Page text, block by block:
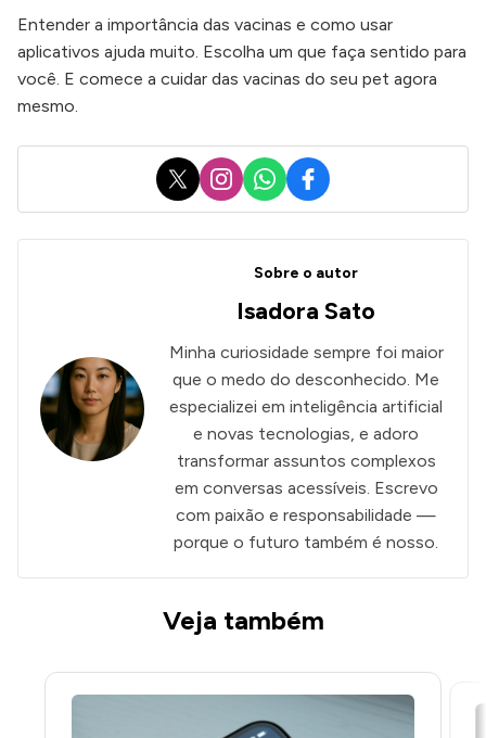
Entender a importância das vacinas e como usar
aplicativos ajuda muito. Escolha um que faça sentido para
você. E comece a cuidar das vacinas do seu pet agora
mesmo.
X InstagramWhatsApp
Facebook
Sobre o autor
Isadora Sato
Minha curiosidade sempre foi maior
que o medo do desconhecido. Me
especializei em inteligência artificial
e novas tecnologias, e adoro
transformar assuntos complexos
em conversas acessíveis. Escrevo
com paixão e responsabilidade —
porque o futuro também é nosso.
Veja também